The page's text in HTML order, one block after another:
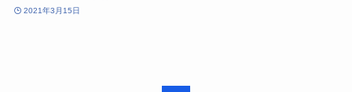
2021年3月15日